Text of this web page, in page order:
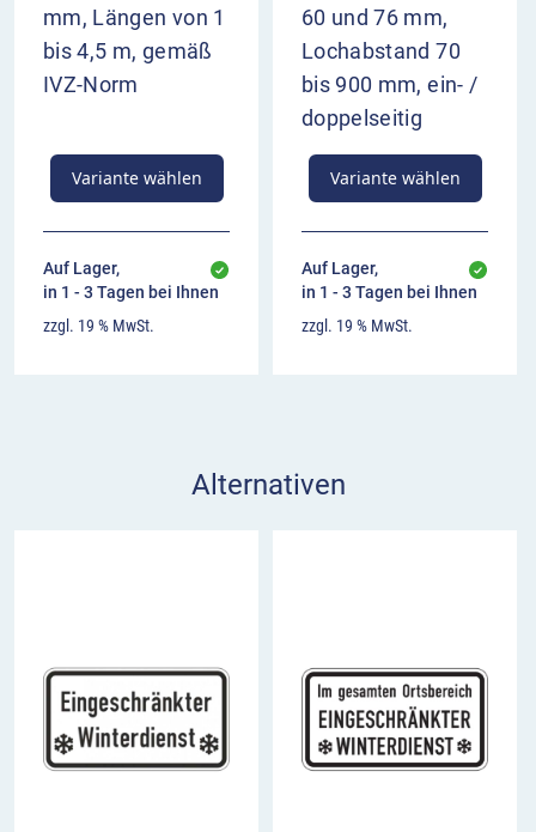
mm, Längen von 1
bis 4,5 m, gemäß
IVZ-Norm
Variante wählen
Auf Lager,
in 1 - 3 Tagen bei Ihnen
zzgl. 19 % MwSt.
60 und 76 mm,
Lochabstand 70
bis 900 mm, ein- /
doppelseitig
Variante wählen
Auf Lager,
in 1 - 3 Tagen bei Ihnen
zzgl. 19 % MwSt.
Alternativen